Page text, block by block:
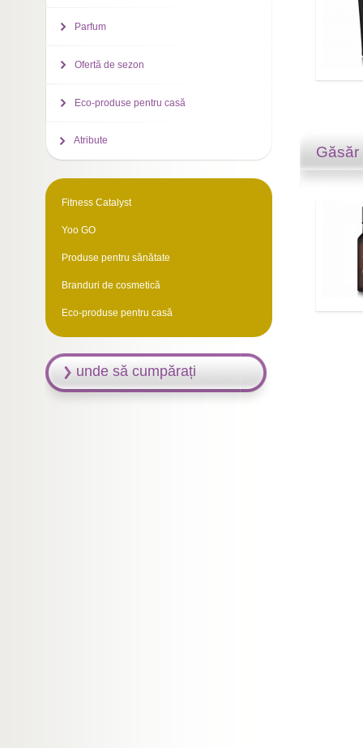
Găsăr
Parfum
Ofertă de sezon
Eco-produse pentru casă
Atribute
Fitness Catalyst
Yoo GO
Produse pentru sănătate
Branduri de cosmetică
Eco-produse pentru casă
unde să cumpărați